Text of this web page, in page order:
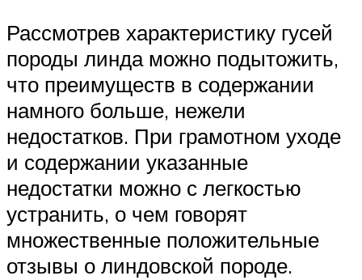
Рассмотрев характеристику гусей
породы линда можно подытожить,
что преимуществ в содержании
намного больше, нежели
недостатков. При грамотном уходе
и содержании указанные
недостатки можно с легкостью
устранить, о чем говорят
множественные положительные
отзывы о линдовской породе.